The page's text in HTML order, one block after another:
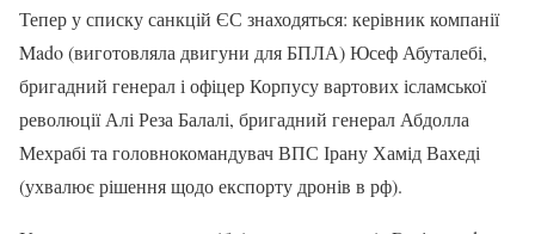
Тепер у списку санкцій ЄС знаходяться: керівник компанії
Mado (виготовляла двигуни для БПЛА) Юсеф Абуталебі,
бригадний генерал і офіцер Корпусу вартових ісламської
революції Алі Реза Балалі, бригадний генерал Абдолла
Мехрабі та головнокомандувач ВПС Ірану Хамід Вахеді
(ухвалює рішення щодо експорту дронів в рф).